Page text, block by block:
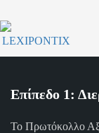
Επίπεδο 1:
Το Πρωτόκολλο